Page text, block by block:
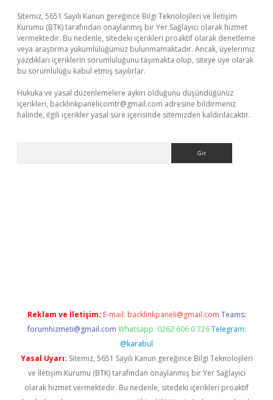
Sitemiz, 5651 Sayılı Kanun gereğince Bilgi Teknolojileri ve İletişim
Kurumu (BTK) tarafından onaylanmış bir Yer Sağlayıcı olarak hizmet
vermektedir. Bu nedenle, sitedeki içerikleri proaktif olarak denetleme
veya araştırma yükümlülüğümüz bulunmamaktadır. Ancak, üyelerimiz
yazdıkları içeriklerin sorumluluğunu taşımakta olup, siteye üye olarak
bu sorumluluğu kabul etmiş sayılırlar.
Hukuka ve yasal düzenlemelere aykırı olduğunu düşündüğünüz
içerikleri, backlinkpanelicomtr@gmail.com adresine bildirmeniz
halinde, ilgili içerikler yasal süre içerisinde sitemizden kaldırılacaktır.
Reklam ve İletişim: E-mail: backlinkpaneli@gmail.com Teams:
forumhizmeti@gmail.com Whatsapp: 0262 606 0 726 Telegram:
@karabul
Yasal Uyarı: Sitemiz, 5651 Sayılı Kanun gereğince Bilgi Teknolojileri
ve İletişim Kurumu (BTK) tarafından onaylanmış bir Yer Sağlayıcı
olarak hizmet vermektedir. Bu nedenle, sitedeki içerikleri proaktif